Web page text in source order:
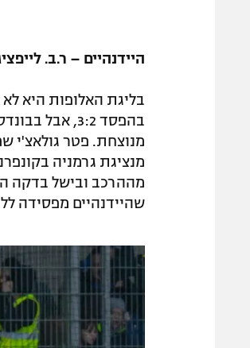
היידנהיים – ר.ב. לייפציג
בהפסד 3:2,
מנוצחת. פטר גולאצ'י
מנציגת גרמניה
שהיידנהיים מפסידה ללייפציג,